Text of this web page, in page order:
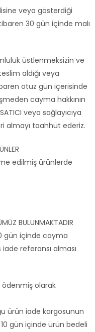
veya gösterdiği
30 gün içinde malı
üstlenmeksizin ve
aldığı veya
otuz gün içerisinde
cayma hakkının
veya sağlayıcıya
almayı taahhüt ederiz.
edilmiş ürünlerde
BULUNMAKTADIR
gün içinde cayma
referansı alması
ödenmiş olarak
ürün iade kargosunun
10 gün içinde ürün bedeli